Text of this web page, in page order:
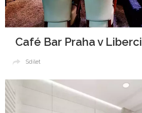
Café Bar Praha v Liberci
Sdílet